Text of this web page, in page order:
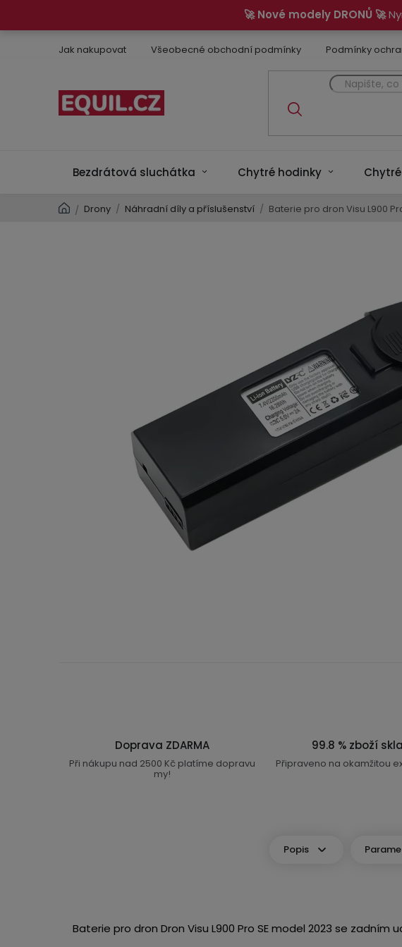
🚀 Nové modely DRONŮ 🚀
Jak nakupovat Všeobecné obchodní podmínky Podmínky
Bezdrátová sluchátka Chytré hodinky
Domů
/ Drony / Náhradní díly a příslušenství / Baterie pro dron Visu L900
Doprava ZDARMA
Při nákupu nad 2500 Kč platíme dopravu
my!
99.8 % zboží
Připraveno na okamžitou
Popis
Baterie pro dron Dron Visu L900 Pro SE model 2023 se